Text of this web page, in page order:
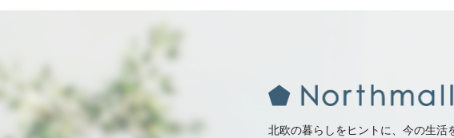
北欧の暮らしをヒントに、今の生活